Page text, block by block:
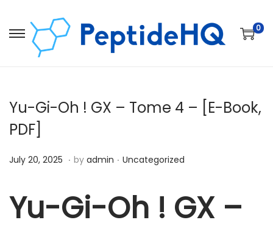
0
Yu-Gi-Oh ! GX – Tome 4 – [E-Book,
PDF]
Posted on
July 20, 2025 D
e
. by admin . Posted in
Uncategorized
Yu-Gi-Oh ! GX –